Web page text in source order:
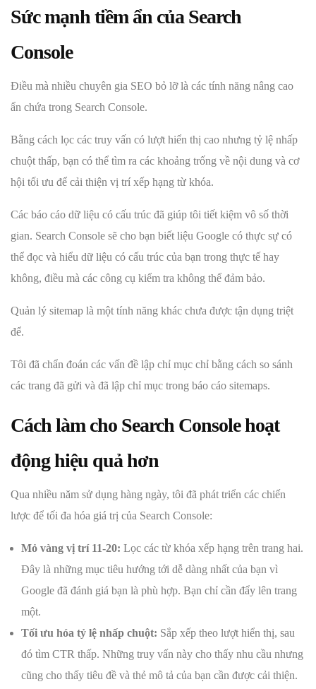
Sức mạnh tiềm ẩn của Search
Console
Điều mà nhiều chuyên gia SEO bỏ lỡ là các tính năng nâng cao
ẩn chứa trong Search Console.
Bằng cách lọc các truy vấn có lượt hiển thị cao nhưng tỷ lệ nhấp
chuột thấp, bạn có thể tìm ra các khoảng trống về nội dung và cơ
hội tối ưu để cải thiện vị trí xếp hạng từ khóa.
Các báo cáo dữ liệu có cấu trúc đã giúp tôi tiết kiệm vô số thời
gian. Search Console sẽ cho bạn biết liệu Google có thực sự có
thể đọc và hiểu dữ liệu có cấu trúc của bạn trong thực tế hay
không, điều mà các công cụ kiểm tra không thể đảm bảo.
Quản lý sitemap là một tính năng khác chưa được tận dụng triệt
để.
Tôi đã chẩn đoán các vấn đề lập chỉ mục chỉ bằng cách so sánh
các trang đã gửi và đã lập chỉ mục trong báo cáo sitemaps.
Cách làm cho Search Console hoạt
động hiệu quả hơn
Qua nhiều năm sử dụng hàng ngày, tôi đã phát triển các chiến
lược để tối đa hóa giá trị của Search Console:
Mỏ vàng vị trí 11-20: Lọc các từ khóa xếp hạng trên trang hai.
Đây là những mục tiêu hướng tới dễ dàng nhất của bạn vì
Google đã đánh giá bạn là phù hợp. Bạn chỉ cần đẩy lên trang
một.
Tối ưu hóa tỷ lệ nhấp chuột: Sắp xếp theo lượt hiển thị, sau
đó tìm CTR thấp. Những truy vấn này cho thấy nhu cầu nhưng
cũng cho thấy tiêu đề và thẻ mô tả của bạn cần được cải thiện.